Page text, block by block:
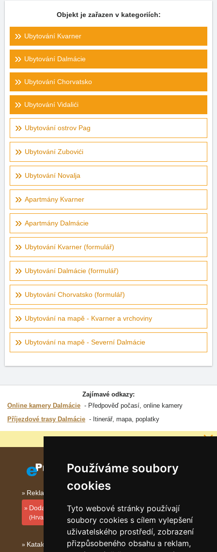
Používáme soubory
cookies
Tyto webové stránky používají
soubory cookies s cílem vylepšení
uživatelského prostředí, zobrazení
přizpůsobeného obsahu a reklam,
Objekt je zařazen v kategoriích:
Ubytování Kvarner
Ubytování Dalmácie
Ubytování Chorvatsko
Ubytování Vidalići
Ubytování ostrov Pag
Ubytování Zubovići
Ubytování Novalja
Apartmány Kvarner
Apartmány Dalmácie
Ubytování Kvarner (formulář)
Ubytování Dalmácie (formulář)
Ubytování Chorvatsko (formulář)
Ubytování na mapě - Kvarner a vrchoviny
Ubytování na mapě - Severní Dalmácie
Zajímavé odkazy:
Online kamery Dalmácie
Předpověď počasí, online kamery
Příjezdové trasy Dalmácie
Itinerář, mapa, poplatky
Reklama na tomto serveru
Dodati smještajni objekt
(Hrvatski)
Katalog ubytování Dalmácie